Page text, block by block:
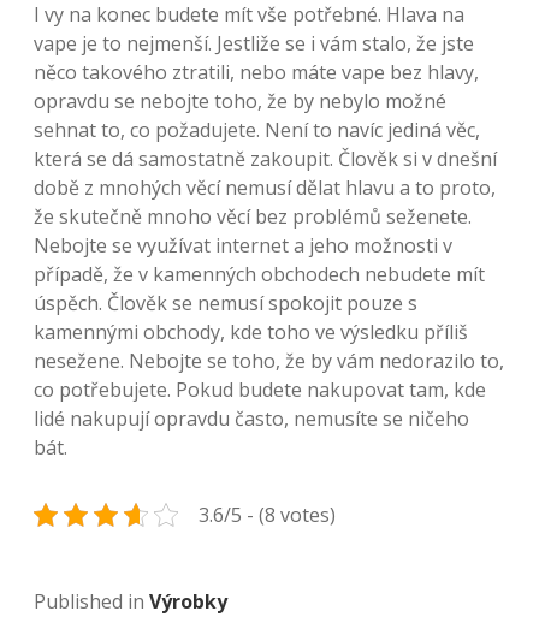
I vy na konec budete mít vše potřebné. Hlava na
vape je to nejmenší. Jestliže se i vám stalo, že jste
něco takového ztratili, nebo máte vape bez hlavy,
opravdu se nebojte toho, že by nebylo možné
sehnat to, co požadujete. Není to navíc jediná věc,
která se dá samostatně zakoupit. Člověk si v dnešní
době z mnohých věcí nemusí dělat hlavu a to proto,
že skutečně mnoho věcí bez problémů seženete.
Nebojte se využívat internet a jeho možnosti v
případě, že v kamenných obchodech nebudete mít
úspěch. Člověk se nemusí spokojit pouze s
kamennými obchody, kde toho ve výsledku příliš
nesežene. Nebojte se toho, že by vám nedorazilo to,
co potřebujete. Pokud budete nakupovat tam, kde
lidé nakupují opravdu často, nemusíte se ničeho
bát.
3.6/5 - (8 votes)
Published in Výrobky